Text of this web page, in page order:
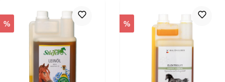
% %